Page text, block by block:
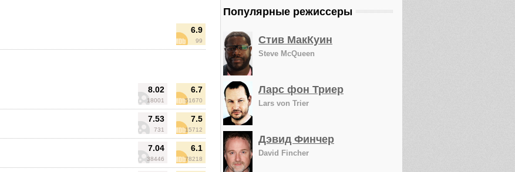
6.9
99
8.02
18001
6.7
51670
7.53
731
7.5
15712
7.04
38446
6.1
78218
Популярные режиссеры
Стив МакКуин
Steve McQueen
Ларс фон Триер
Lars von Trier
Дэвид Финчер
David Fincher